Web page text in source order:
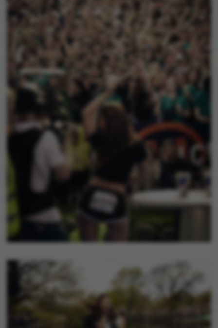
Udbyder / Domæne
be_typo_user
.au.dk
fe_typo_user
Typo3 Association
ASP.NET_SessionId
Oracle Corporation